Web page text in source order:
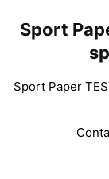
Sport
Sport Paper